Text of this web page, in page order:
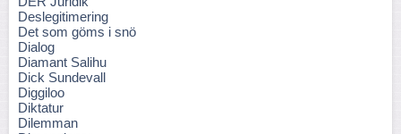
Deslegitimering
Det som göms i snö
Dialog
Diamant Salihu
Dick Sundevall
Diggiloo
Diktatur
Dilemman